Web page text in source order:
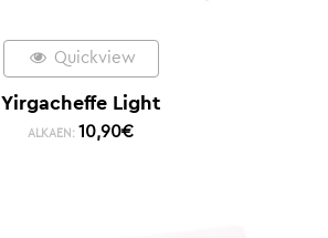
Quickview
Yirgacheffe Light
ALKAEN: 10,90€